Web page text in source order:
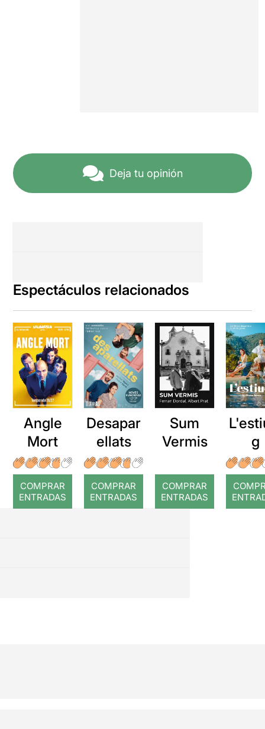
Deja tu opinión
Espectáculos relacionados
Angle
Mort
COMPRAR
ENTRADAS
Desapar
ellats
COMPRAR
ENTRADAS
Sum
Vermis
COMPRAR
ENTRADAS
g